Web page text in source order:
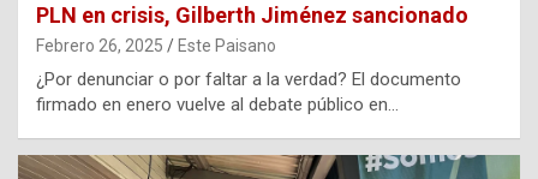
PLN en crisis, Gilberth Jiménez sancionado
Febrero 26, 2025 Este Paisano
¿Por denunciar o por faltar a la verdad? El documento
firmado en enero vuelve al debate público en…